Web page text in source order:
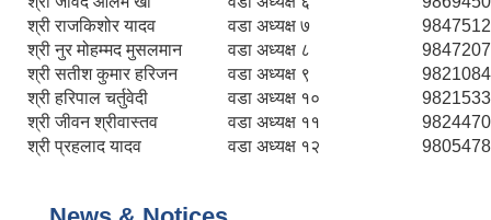
श्री राजकिशोर यादव
वडा अध्यक्ष ७
श्री नुर मोहम्मद मुसलमान
वडा अध्यक्ष ८
श्री सतीश कुमार हरिजन
वडा अध्यक्ष ९
श्री हरिपाल चर्तुवेदी
वडा अध्यक्ष १०
श्री जीवन श्रीवास्तव
वडा अध्यक्ष ११
श्री प्रहलाद यादव
वडा अध्यक्ष १२